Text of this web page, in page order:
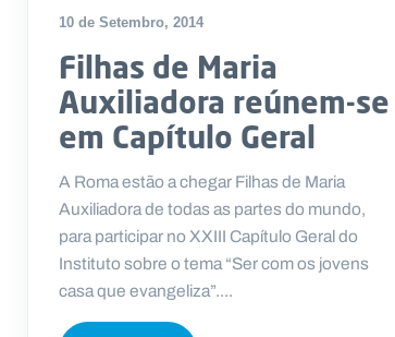
10 de Setembro, 2014
Filhas de Maria
Auxiliadora reúnem-se
em Capítulo Geral
A Roma estão a chegar Filhas de Maria
Auxiliadora de todas as partes do mundo,
para participar no XXIII Capítulo Geral do
Instituto sobre o tema “Ser com os jovens
casa que evangeliza”....